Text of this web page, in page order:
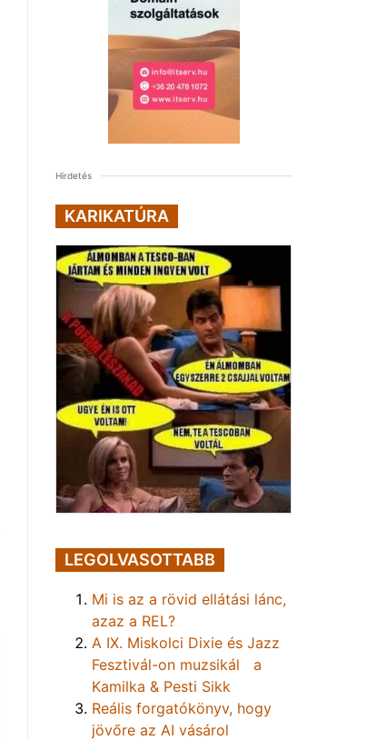
Hirdetés
KARIKATÚRA
LEGOLVASOTTABB
Mi is az a rövid ellátási lánc,
azaz a REL?
A IX. Miskolci Dixie és Jazz
Fesztivál-on muzsikál a
Kamilka & Pesti Sikk
Reális forgatókönyv, hogy
jövőre az AI vásárol